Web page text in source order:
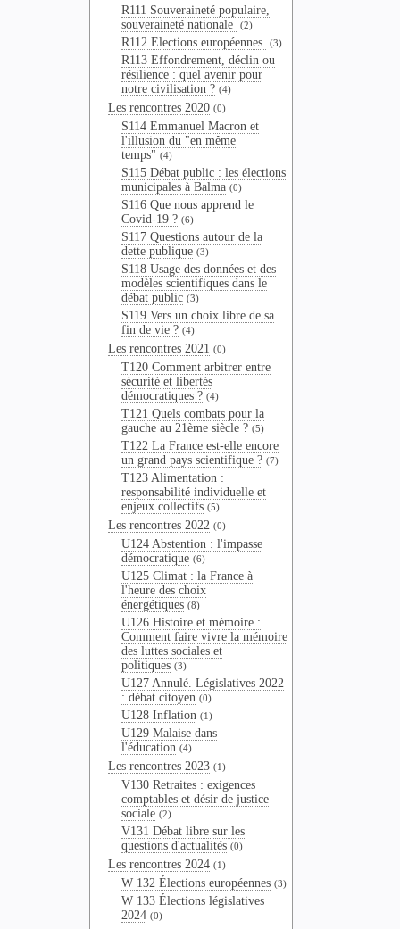
R111 Souveraineté populaire,
souveraineté nationale
(2)
R112 Elections européennes (3)
R113 Effondrement, déclin ou
résilience : quel avenir pour
notre civilisation ? (4)
Les rencontres 2020 (0)
S114 Emmanuel Macron et
l'illusion du "en même
temps" (4)
S115 Débat public : les élections
municipales à Balma (0)
S116 Que nous apprend le
Covid-19 ? (6)
S117 Questions autour de la
dette publique (3)
S118 Usage des données et des
modèles scientifiques dans le
débat public (3)
S119 Vers un choix libre de sa
fin de vie ? (4)
Les rencontres 2021 (0)
T120 Comment arbitrer entre
sécurité et libertés
démocratiques ? (4)
T121 Quels combats pour la
gauche au 21ème siècle ? (5)
T122 La France est-elle encore
un grand pays scientifique ? (7)
T123 Alimentation :
responsabilité individuelle et
enjeux collectifs (5)
Les rencontres 2022 (0)
U124 Abstention : l'impasse
démocratique (6)
U125 Climat : la France à
l'heure des choix
énergétiques (8)
U126 Histoire et mémoire :
Comment faire vivre la mémoire
des luttes sociales et
politiques (3)
U127 Annulé. Législatives 2022
: débat citoyen (0)
U128 Inflation (1)
U129 Malaise dans
l'éducation (4)
Les rencontres 2023 (1)
V130 Retraites : exigences
comptables et désir de justice
sociale (2)
V131 Débat libre sur les
questions d'actualités (0)
Les rencontres 2024 (1)
W 132 Élections européennes (3)
W 133 Élections législatives
2024 (0)